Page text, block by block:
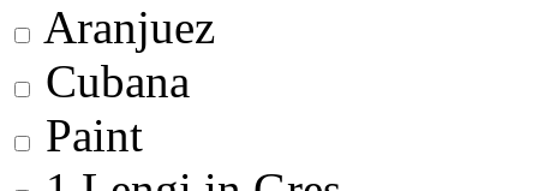
Aranjuez
Cubana
Paint